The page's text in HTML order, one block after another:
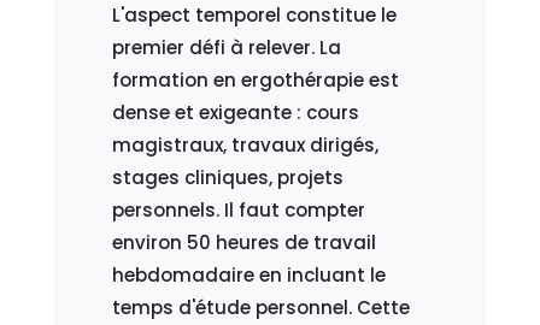
L'aspect temporel constitue le
premier défi à relever. La
formation en ergothérapie est
dense et exigeante : cours
magistraux, travaux dirigés,
stages cliniques, projets
personnels. Il faut compter
environ 50 heures de travail
hebdomadaire en incluant le
temps d'étude personnel. Cette